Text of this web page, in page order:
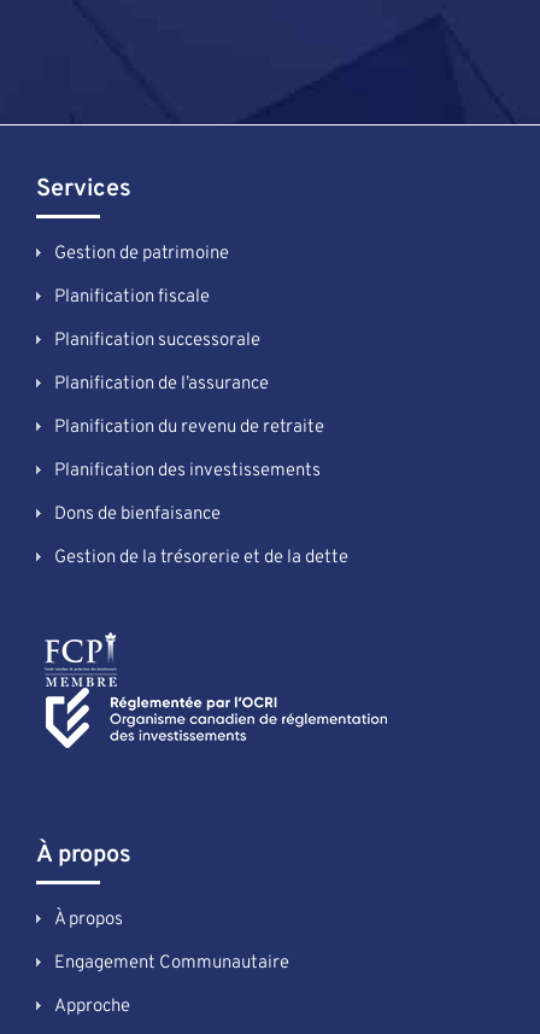
Services
Gestion de patrimoine
Planification fiscale
Planification successorale
Planification de l’assurance
Planification du revenu de retraite
Planification des investissements
Dons de bienfaisance
Gestion de la trésorerie et de la dette
À propos
À propos
Engagement Communautaire
Approche